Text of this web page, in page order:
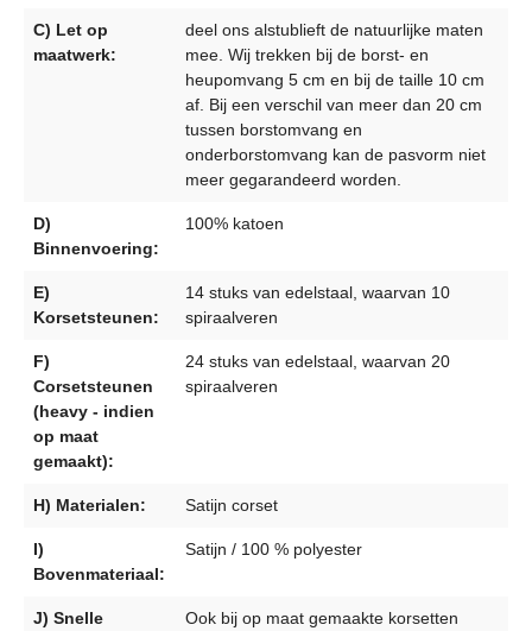
C) Let op
maatwerk:
deel ons alstublieft de natuurlijke maten
mee. Wij trekken bij de borst- en
heupomvang 5 cm en bij de taille 10 cm
af. Bij een verschil van meer dan 20 cm
tussen borstomvang en
onderborstomvang kan de pasvorm niet
meer gegarandeerd worden.
D)
Binnenvoering:
100% katoen
E)
Korsetsteunen:
14 stuks van edelstaal, waarvan 10
spiraalveren
F)
Corsetsteunen
(heavy - indien
op maat
gemaakt):
24 stuks van edelstaal, waarvan 20
spiraalveren
H) Materialen: Satijn corset
I)
Bovenmateriaal:
Satijn / 100 % polyester
J) Snelle
Ook bij op maat gemaakte korsetten